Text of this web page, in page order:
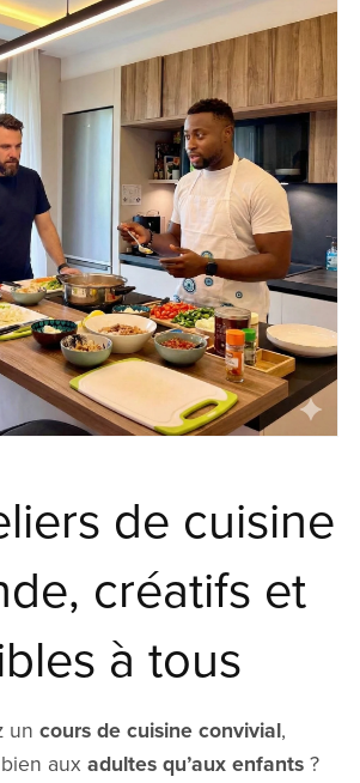
de cuisine
créatifs et
à tous
un cours de cuisine convivial,
aux adultes qu’aux enfants?